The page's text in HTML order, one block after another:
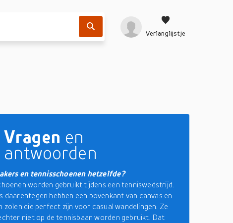
Verlanglijstje
Vragen en
antwoorden
en tennisschoenen hetzelfde?
worden gebruikt tijdens een tenniswedstrijd.
daarentegen hebben een bovenkant van canvas en
zolen die perfect zijn voor casual wandelingen. Ze
niet op de tennisbaan worden gebruikt. Dat